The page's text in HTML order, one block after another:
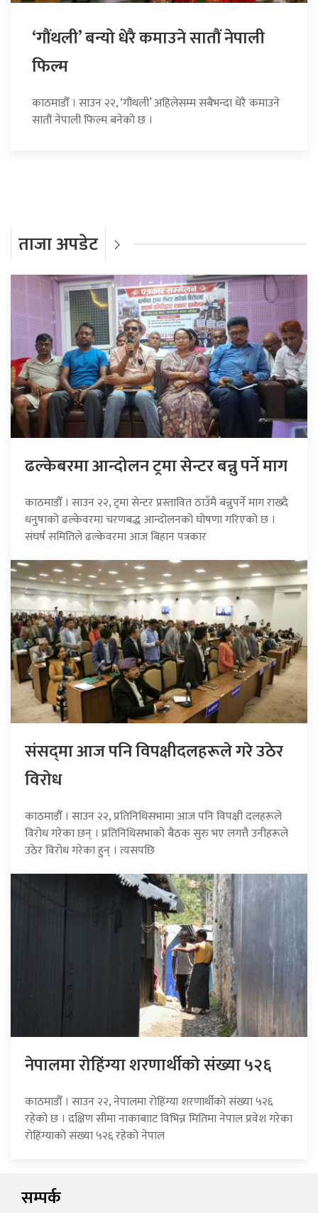
‘गौंथली’ बन्यो धेरै कमाउने सातौं नेपाली
फिल्म
काठमाडौँ । साउन २२, ‘गौंथली’ अहिलेसम्म सबैभन्दा धेरै कमाउने
सातौं नेपाली फिल्म बनेको छ ।
ताजा अपडेट
ढल्केबरमा आन्दोलन ट्रमा सेन्टर बन्नु पर्ने माग
काठमाडौँ । साउन २२, ट्रमा सेन्टर प्रस्तावित ठाउँमै बन्नुपर्ने माग राख्दै
धनुषाको ढल्केवरमा चरणबद्ध आन्दोलनको घोषणा गरिएको छ ।
संघर्ष समितिले ढल्केवरमा आज बिहान पत्रकार
संसद्‍मा आज पनि विपक्षीदलहरूले गरे उठेर
विरोध
काठमाडौँ । साउन २२, प्रतिनिधिसभामा आज पनि विपक्षी दलहरूले
विरोध गरेका छन् । प्रतिनिधिसभाको बैठक सुरु भए लगत्तै उनीहरूले
उठेर विरोध गरेका हुन् । त्यसपछि
नेपालमा रोहिंग्या शरणार्थीको संख्या ५२६
काठमाडौँ । साउन २२, नेपालमा रोहिंग्या शरणार्थीको संख्या ५२६
रहेको छ । दक्षिण सीमा नाकाबााट विभिन्न मितिमा नेपाल प्रवेश गरेका
रोहिंग्याको संख्या ५२६ रहेको नेपाल
सम्पर्क